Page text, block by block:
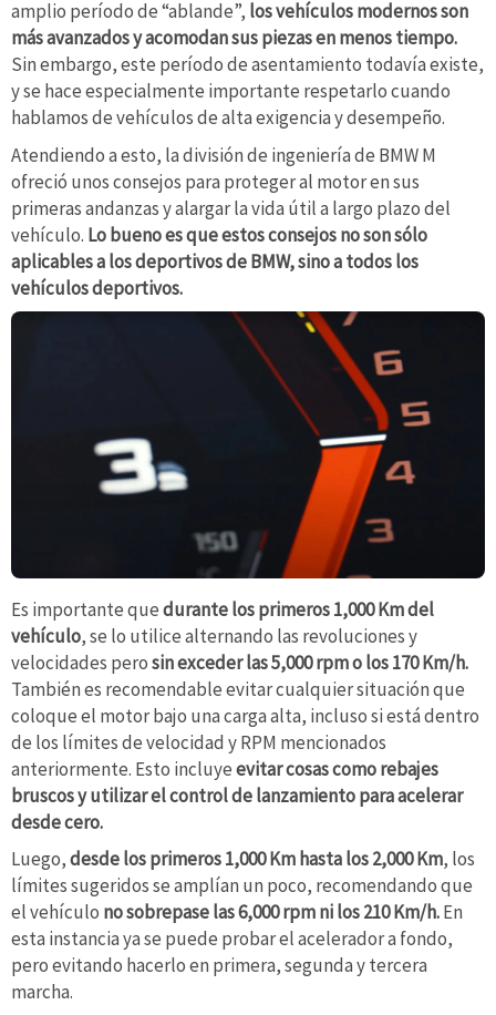
amplio período de “ablande”, los vehículos modernos son
más avanzados y acomodan sus piezas en menos tiempo.
Sin embargo, este período de asentamiento todavía existe,
y se hace especialmente importante respetarlo cuando
hablamos de vehículos de alta exigencia y desempeño.
Atendiendo a esto, la división de ingeniería de BMW M
ofreció unos consejos para proteger al motor en sus
primeras andanzas y alargar la vida útil a largo plazo del
vehículo. Lo bueno es que estos consejos no son sólo
aplicables a los deportivos de BMW, sino a todos los
vehículos deportivos.
Es importante quedurante los primeros 1,000 Km del
vehículo, se lo utilice alternando las revoluciones y
velocidades perosin exceder las 5,000 rpm o los 170 Km/h.
También es recomendable evitar cualquier situación que
coloque el motor bajo una carga alta, incluso si está dentro
de los límites de velocidad y RPM mencionados
anteriormente. Esto incluyeevitar cosas como rebajes
bruscos y utilizar el control de lanzamiento para acelerar
desde cero.
Luego,desde los primeros 1,000 Km hasta los 2,000 Km, los
límites sugeridos se amplían un poco, recomendando que
el vehículo no sobrepase las 6,000 rpm ni los 210 Km/h.En
esta instancia ya se puede probar el acelerador a fondo,
pero evitando hacerlo en primera, segunda y tercera
marcha.